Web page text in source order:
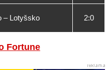
– Lotyšsko 2:0
Fortune